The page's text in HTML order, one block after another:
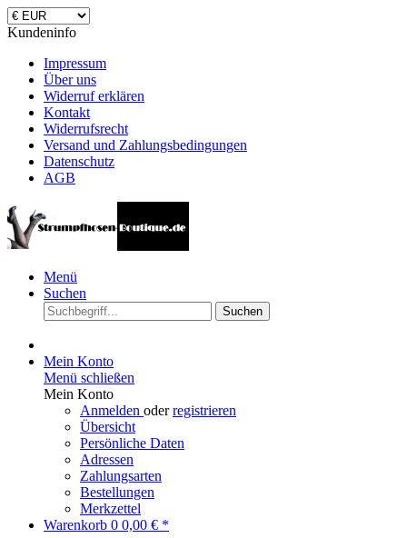
Kundeninfo
Impressum
Über uns
Widerruf erklären
Kontakt
Widerrufsrecht
Versand und Zahlungsbedingungen
Datenschutz
AGB
Menü
Suchen
Suchen
Mein Konto
Menü schließen
Mein Konto
Anmelden oderregistrieren
Übersicht
Persönliche Daten
Adressen
Zahlungsarten
Bestellungen
Merkzettel
Warenkorb 0 0,00 € *